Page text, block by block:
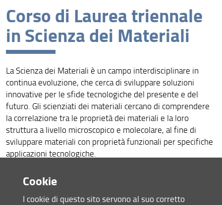
Corso di Laurea triennale
in Scienza dei Materiali
La Scienza dei Materiali è un campo interdisciplinare in
continua evoluzione, che cerca di sviluppare soluzioni
innovative per le sfide tecnologiche del presente e del
futuro. Gli scienziati dei materiali cercano di comprendere
la correlazione tra le proprietà dei materiali e la loro
struttura a livello microscopico e molecolare, al fine di
sviluppare materiali con proprietà funzionali per specifiche
applicazioni tecnologiche.
scienze della terra, la biologia, l'ingegneria, la matematica e
la scienza dei dati, investendo molti campi applicativi, come
l'energia, l'elettronica, l’architettura, l'automotive, la
Dottorato in Fisica e Astronomia
PLS - Piano nazionale Lauree Scientifiche
OpenLab Fisica
Cookie
I cookie di questo sito servono al suo corretto